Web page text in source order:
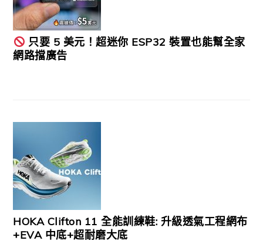
只要 5 美元！超迷你 ESP32 裝置也能幫全家
網路擋廣告
HOKA Clifton 11 全能訓練鞋: 升級透氣工程網布
+EVA 中底+超耐磨大底